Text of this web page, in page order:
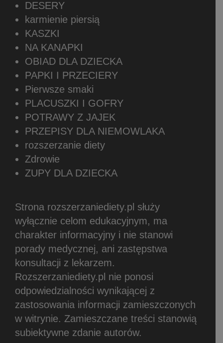
DESERY
karmienie piersią
KASZKI
NA KANAPKI
OBIAD DLA DZIECKA
PAPKI I PRZECIERY
Pierwsze smaki
PLACUSZKI I GOFRY
POTRAWY Z JAJEK
PRZEPISY DLA NIEMOWLAKA
rozszerzanie diety
Zdrowie
ZUPY DLA DZIECKA
Strona rozszerzaniediety.pl służy
wyłącznie celom edukacyjnym, ma
charakter informacyjny i nie stanowi
porady medycznej, ani zastępstwa
konsultacji z lekarzem.
Rozszerzaniediety.pl nie ponosi
odpowiedzialności wynikającej z
zastosowania informacji zamieszczonych
w witrynie. Zamieszczane treści stanowią
subiektywne zdanie autorów.